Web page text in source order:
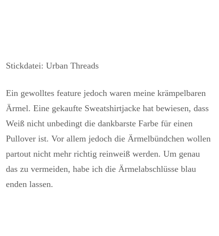
Stickdatei: Urban Threads
Ein gewolltes feature jedoch waren meine krämpelbaren
Ärmel. Eine gekaufte Sweatshirtjacke hat bewiesen, dass
Weiß nicht unbedingt die dankbarste Farbe für einen
Pullover ist. Vor allem jedoch die Ärmelbündchen wollen
partout nicht mehr richtig reinweiß werden. Um genau
das zu vermeiden, habe ich die Ärmelabschlüsse blau
enden lassen.